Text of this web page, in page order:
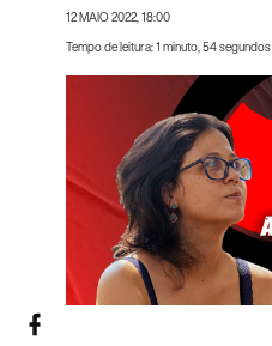
12 MAIO 2022, 18:00
Tempo de leitura: 1 minuto, 54 segundos